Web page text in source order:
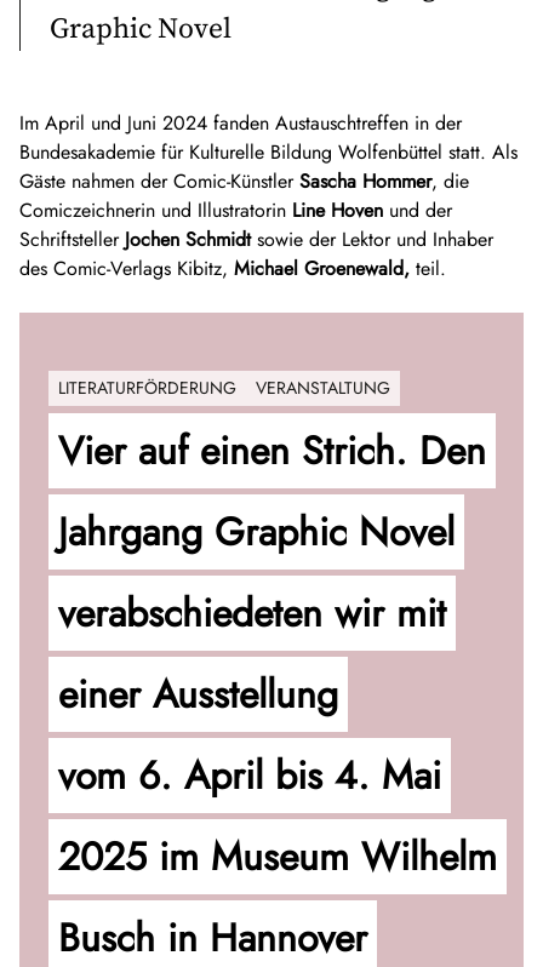
Kriegsgefangenschaft beginnen.
Ausgaben der Reihe „Tigerboy” mit autobiografischen
Geschichten. Bei starfruit publications veröffentlichte er
im Moor” und „Abend im Abendland”.
Oliver Grajewski wurde vonKai Pfeifferals Mentor begleitet.
Graphic Novel
Im April und Juni 2024 fanden Austauschtreffen in der
Bundesakademie für Kulturelle Bildung Wolfenbüttel statt. Als
Gäste nahmen der Comic-KünstlerSascha Hommer, die
Comiczeichnerin und Illustratorin Line Hoven und der
Schriftsteller Jochen Schmidtsowie der Lektor und Inhaber
des Comic-Verlags Kibitz, Michael Groenewald, teil.
LITERATURFÖRDERUNG VERANSTALTUNG
Vier auf einen Strich. Den
Jahrgang Graphic Novel
verabschiedeten wir mit
einer Ausstellung
vom 6. April bis 4. Mai
2025 im Museum Wilhelm
Busch in Hannover